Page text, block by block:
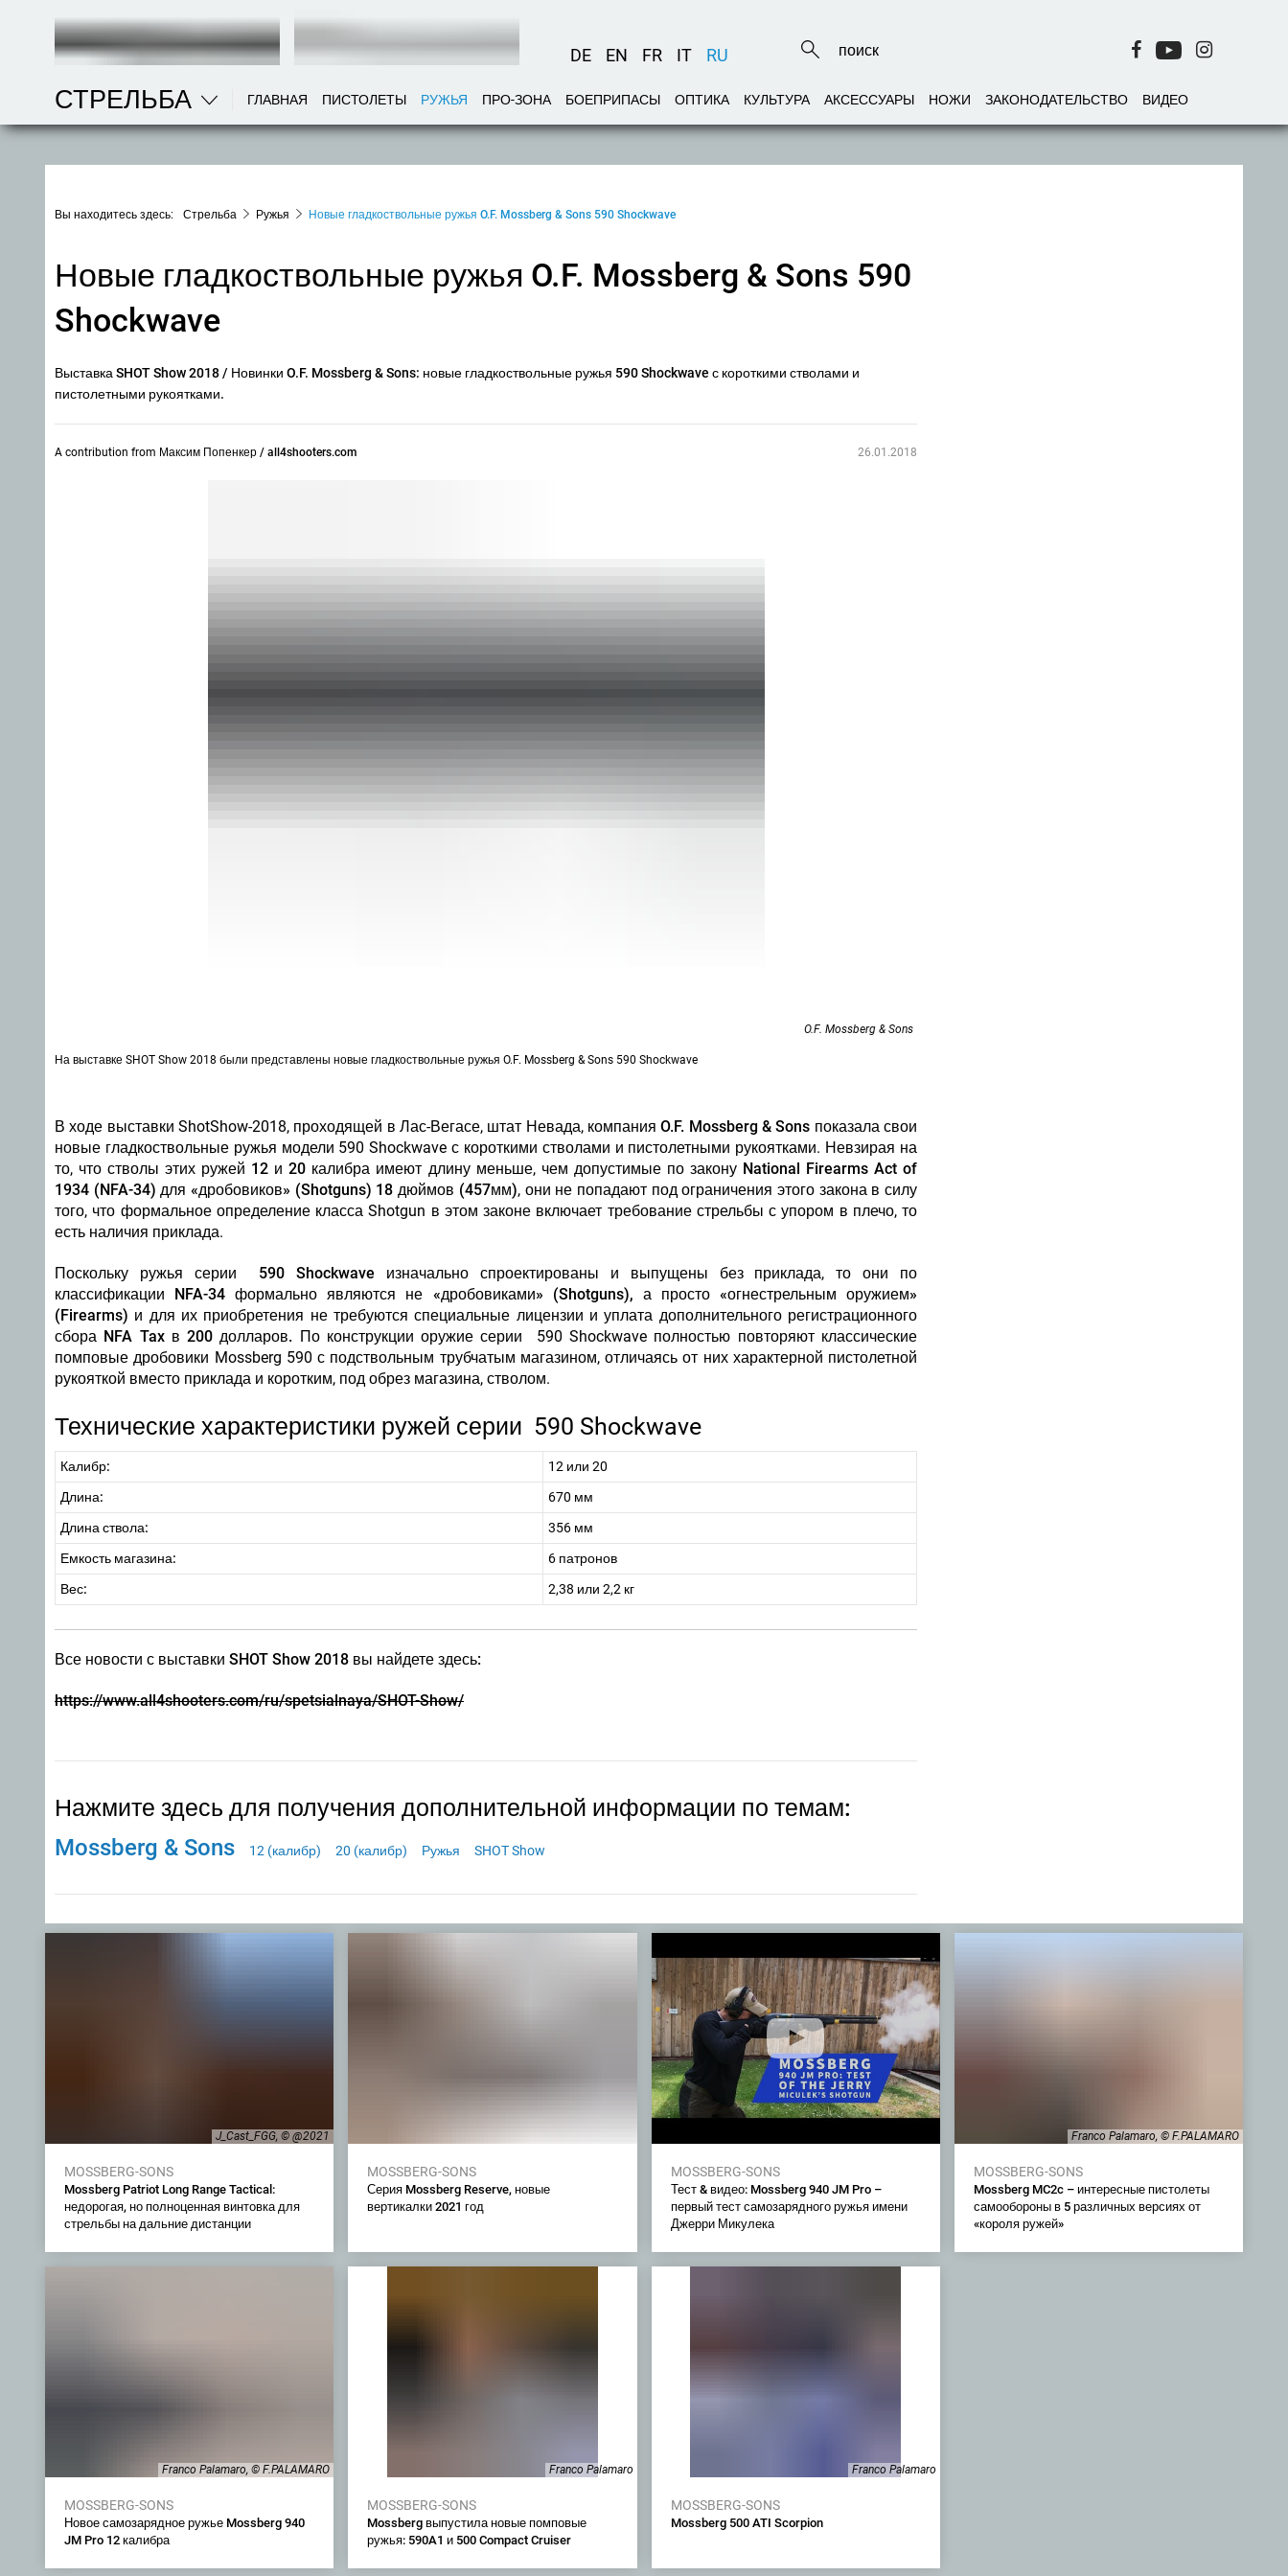
DE EN FR IT RU
СТРЕЛЬБА ГЛАВНАЯ ПИСТОЛЕТЫ РУЖЬЯ ПРО-ЗОНА БОЕПРИПАСЫ ОПТИКА КУЛЬТУРА АКСЕССУАРЫ НОЖИ ЗАКОНОДАТЕЛЬСТВО ВИДЕО
Вы находитесь здесь: Стрельба Ружья Новые гладкоствольные ружья O.F. Mossberg & Sons 590 Shockwave
Новые гладкоствольные ружья O.F. Mossberg & Sons 590
Shockwave
Выставка SHOT Show 2018 / Новинки O.F. Mossberg & Sons: новые гладкоствольные ружья 590 Shockwave с короткими стволами и
пистолетными рукоятками.
A contribution from Максим Попенкер / all4shooters.com 26.01.2018
O.F. Mossberg & Sons
На выставке SHOT Show 2018 были представлены новые гладкоствольные ружья O.F. Mossberg & Sons 590 Shockwave
В ходе выставки ShotShow-2018, проходящей в Лас-Вегасе, штат Невада, компания O.F. Mossberg & Sons показала свои
новые гладкоствольные ружья модели 590 Shockwave с короткими стволами и пистолетными рукоятками. Невзирая на
то, что стволы этих ружей 12 и 20 калибра имеют длину меньше, чем допустимые по закону National Firearms Act of
1934 (NFA-34) для «дробовиков» (Shotguns) 18 дюймов (457мм), они не попадают под ограничения этого закона в силу
того, что формальное определение класса Shotgun в этом законе включает требование стрельбы с упором в плечо, то
есть наличия приклада.
Поскольку ружья серии 590 Shockwave изначально спроектированы и выпущены без приклада, тоони по
классификации NFA-34 формально являются не «дробовиками» (Shotguns), а просто «огнестрельным оружием»
(Firearms) и для их приобретения не требуются специальные лицензии и уплата дополнительного регистрационного
сбора NFA Tax в 200 долларов. По конструкции оружие серии 590 Shockwave полностью повторяют классические
помповые дробовики Mossberg 590 с подствольным трубчатым магазином, отличаясь от них характерной пистолетной
рукояткой вместо приклада и коротким, под обрез магазина, стволом.
Технические характеристики ружей серии 590 Shockwave
Калибр:
12 или 20
Длина:
670 мм
Длина ствола:
356 мм
Емкость магазина:
6 патронов
Вес:
2,38 или 2,2 кг
Все новости с выставки SHOT Show 2018 вы найдете здесь:
https://www.all4shooters.com/ru/spetsialnaya/SHOT-Show/
Нажмите здесь для получения дополнительной информации по темам:
Mossberg & Sons 12 (калибр) 20 (калибр) Ружья SHOT Show
J_Cast_FGG, © @2021
MOSSBERG-SONS
Mossberg Patriot Long Range Tactical:
недорогая, но полноценная винтовка для
стрельбы на дальние дистанции
MOSSBERG-SONS
Серия Mossberg Reserve, новые
вертикалки 2021 год
MOSSBERG-SONS
Тест & видео: Mossberg 940 JM Pro –
первый тест самозарядного ружья имени
Джерри Микулека
Franco Palamaro, © F.PALAMARO
MOSSBERG-SONS
Mossberg MC2c – интересные пистолеты
самообороны в 5 различных версиях от
«короля ружей»
Franco Palamaro, © F.PALAMARO
MOSSBERG-SONS
Новое самозарядное ружье Mossberg 940
JM Pro 12 калибра
Franco Palamaro
MOSSBERG-SONS
Mossberg выпустила новые помповые
ружья: 590A1 и 500 Compact Cruiser
Franco Palamaro
MOSSBERG-SONS
Mossberg 500 ATI Scorpion